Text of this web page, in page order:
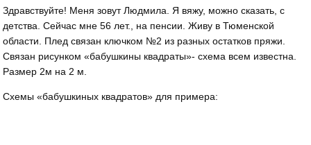
Здравствуйте! Меня зовут Людмила. Я вяжу, можно сказать, с
детства. Сейчас мне 56 лет., на пенсии. Живу в Тюменской
области. Плед связан ключком №2 из разных остатков пряжи.
Связан рисунком «бабушкины квадраты»- схема всем известна.
Размер 2м на 2 м.
Схемы «бабушкиных квадратов» для примера: